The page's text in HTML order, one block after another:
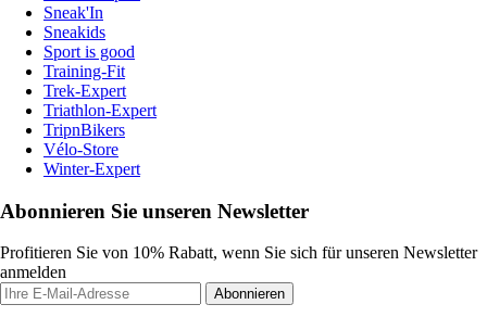
Sneak'In
Sneakids
Sport is good
Training-Fit
Trek-Expert
Triathlon-Expert
TripnBikers
Vélo-Store
Winter-Expert
Abonnieren Sie unseren Newsletter
Profitieren Sie von 10% Rabatt, wenn Sie sich für unseren Newsletter
anmelden
Abonnieren